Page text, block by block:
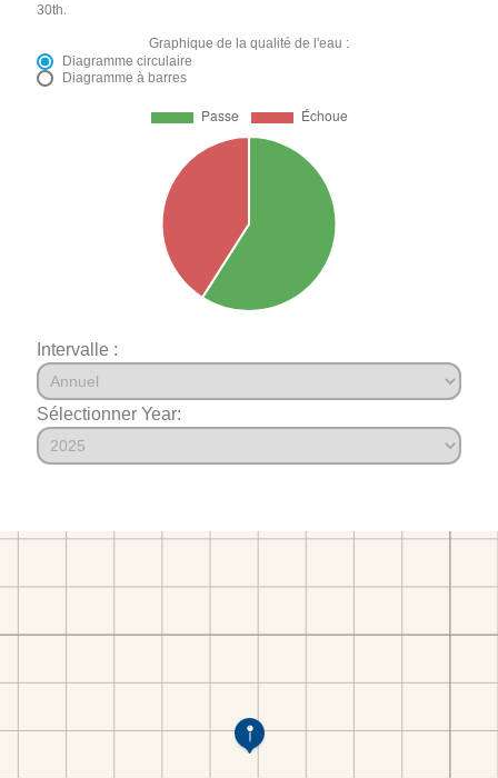
30th.
Graphique de la qualité de l'eau :
Diagramme circulaire
Diagramme à barres
Intervalle :
Sélectionner Year: